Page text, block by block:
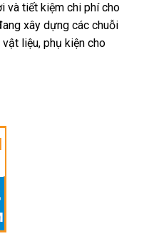
và tiết kiệm chi phí cho
xây dựng các chuỗi
liệu, phụ kiện cho